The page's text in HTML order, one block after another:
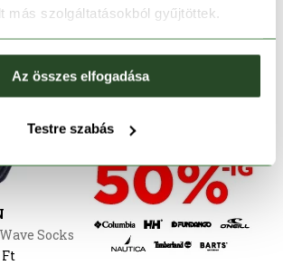
más szolgáltatásokból gyűjtöttek.
Az összes elfogadása
Testre szabás
Socks
Ft